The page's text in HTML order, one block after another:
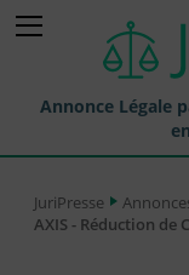
Annonce Légale
Annonces Légales
JuriPresse
AXIS - Réduction de